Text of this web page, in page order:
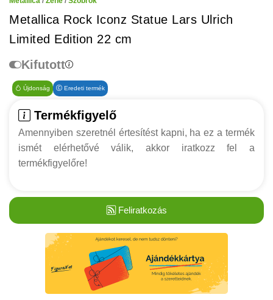
Metallica Rock Iconz Statue Lars Ulrich
Limited Edition 22 cm
Kifutott
Újdonság Eredeti termék
Termékfigyelő
Amennyiben szeretnél értesítést kapni, ha ez a termék
ismét elérhetővé válik, akkor iratkozz fel a
termékfigyelőre!
Feliratkozás